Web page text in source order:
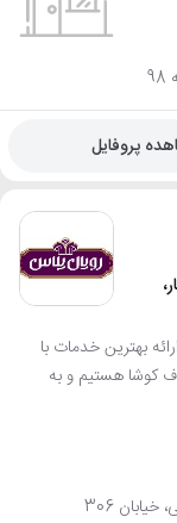
پروفایل
بهترین خدمات با
کوشا هستیم و به
306